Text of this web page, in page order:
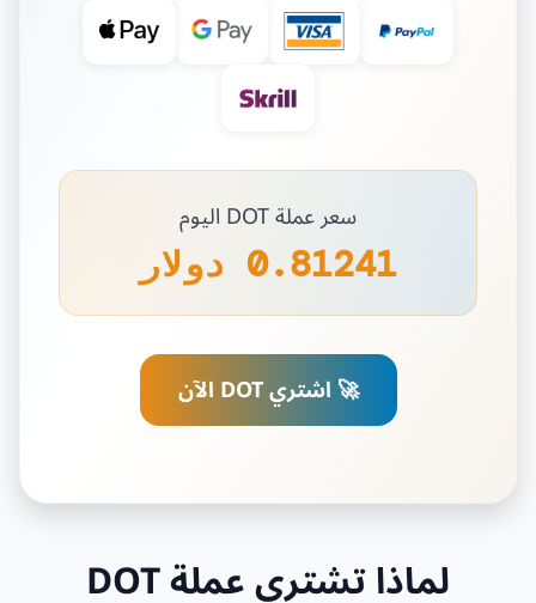
سعر عملة DOT اليوم
0.81241 دولار
🚀 اشتري DOT الآن
لماذا تشتري عملة DOT